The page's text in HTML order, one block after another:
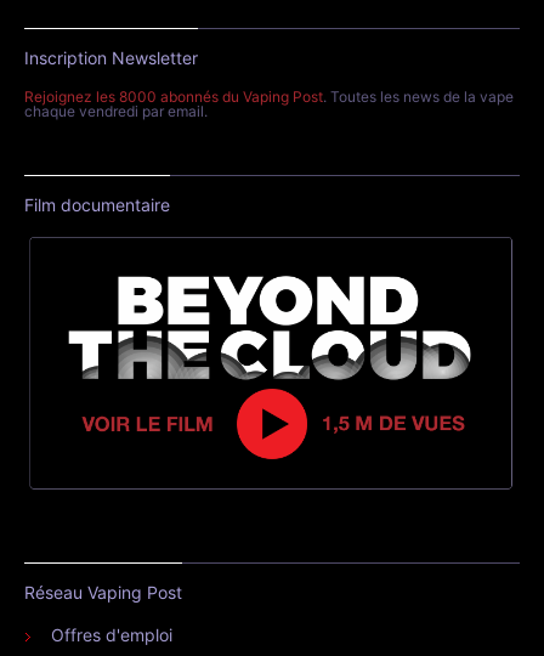
Inscription Newsletter
Rejoignez les 8000 abonnés du Vaping Post. Toutes les news de la vape
chaque vendredi par email.
Film documentaire
Réseau Vaping Post
Offres d'emploi